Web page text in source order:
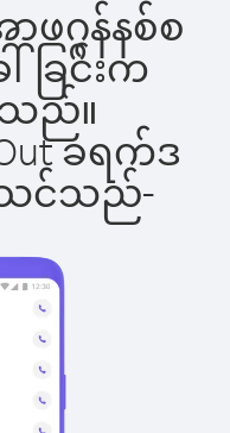
ဖဂ္ဂန်နစ်စ
ခြင်းက
ည်။
ခရက်ဒ
သင်သည်-